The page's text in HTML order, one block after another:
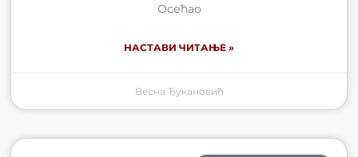
Осећао
НАСТАВИ ЧИТАЊЕ »
Весна Ђукановић